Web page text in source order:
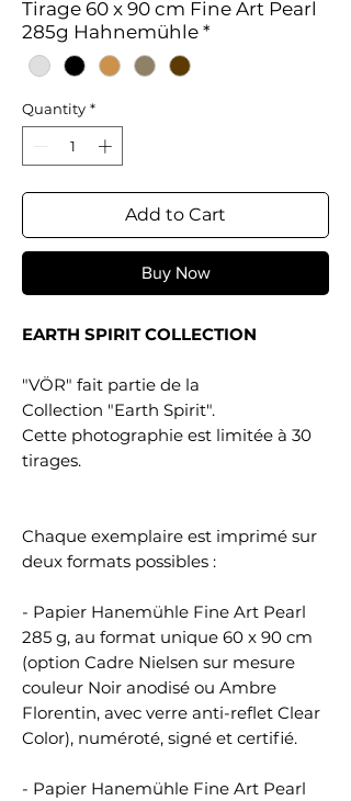
Tirage 60 x 90 cm Fine Art Pearl
285g Hahnemühle *
Quantity *
Add to Cart
Buy Now
EARTH SPIRIT COLLECTION
"VÖR" fait partie de la
Collection "Earth Spirit".
Cette photographie est limitée à 30
tirages.
Chaque exemplaire est imprimé sur
deux formats possibles :
- Papier Hanemühle Fine Art Pearl
285 g, au format unique 60 x 90 cm
(option Cadre Nielsen sur mesure
couleur Noir anodisé ou Ambre
Florentin, avec verre anti-reflet Clear
Color), numéroté, signé et certifié.
- Papier Hanemühle Fine Art Pearl